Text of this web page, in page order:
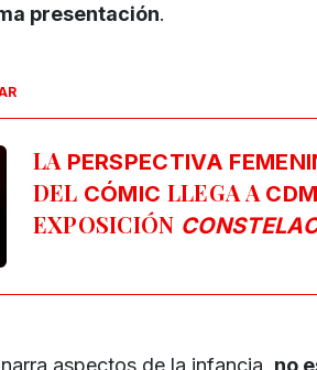
presentación.
LA PERSPECTIVA
DEL CÓMIC LLEGA A
EXPOSICIÓN
aspectos de la infancia, no